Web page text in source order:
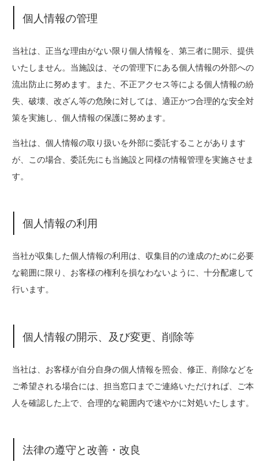
個人情報の管理
当社は、正当な理由がない限り個人情報を、第三者に開示、提供
いたしません。当施設は、その管理下にある個人情報の外部への
流出防止に努めます。また、不正アクセス等による個人情報の紛
失、破壊、改ざん等の危険に対しては、適正かつ合理的な安全対
策を実施し、個人情報の保護に努めます。
当社は、個人情報の取り扱いを外部に委託することがあります
が、この場合、委託先にも当施設と同様の情報管理を実施させま
す。
個人情報の利用
当社が収集した個人情報の利用は、収集目的の達成のために必要
な範囲に限り、お客様の権利を損なわないように、十分配慮して
行います。
個人情報の開示、及び変更、削除等
当社は、お客様が自分自身の個人情報を照会、修正、削除などを
ご希望される場合には、担当窓口までご連絡いただければ、ご本
人を確認した上で、合理的な範囲内で速やかに対処いたします。
法律の遵守と改善・改良